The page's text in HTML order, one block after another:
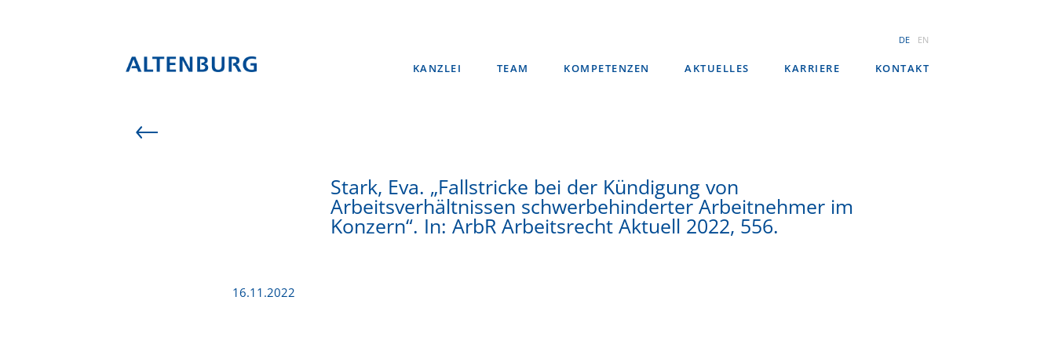
DE EN
KANZLEI TEAM KOMPETENZEN AKTUELLES KARRIERE KONTAKT
Stark, Eva. „Fallstricke bei der Kündigung von
Arbeitsverhältnissen schwerbehinderter Arbeitnehmer im
Konzern“. In: ArbR Arbeitsrecht Aktuell 2022, 556.
16.11.2022